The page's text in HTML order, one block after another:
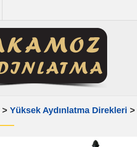
> Yüksek Aydınlatma Direkleri >